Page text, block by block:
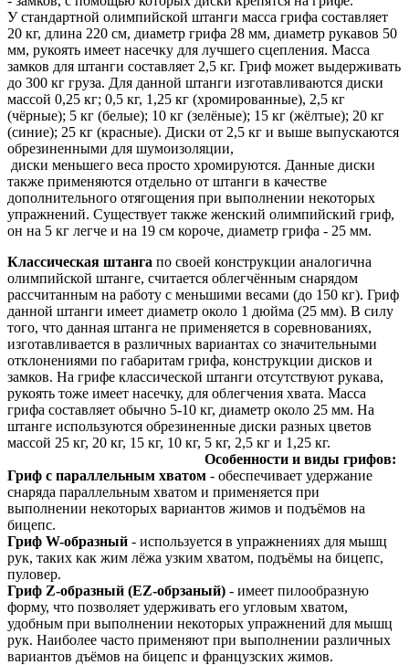
У стандартной олимпийской штанги масса грифа составляет
20 кг, длина 220 см, диаметр грифа 28 мм, диаметр рукавов 50
мм, рукоять имеет насечку для лучшего сцепления. Масса
замков для штанги составляет 2,5 кг. Гриф может выдерживать
до 300 кг груза. Для данной штанги изготавливаются диски
массой 0,25 кг; 0,5 кг, 1,25 кг (хромированные), 2,5 кг
(чёрные); 5 кг (белые); 10 кг (зелёные); 15 кг (жёлтые); 20 кг
(синие); 25 кг (красные). Диски от 2,5 кг и выше выпускаются
обрезиненными для шумоизоляции,
диски меньшего веса просто хромируются. Данные диски
также применяются отдельно от штанги в качестве
дополнительного отягощения при выполнении некоторых
упражнений. Существует также женский олимпийский гриф,
он на 5 кг легче и на 19 см короче, диаметр грифа - 25 мм.
Классическая штанга по своей конструкции аналогична
олимпийской штанге, считается облегчённым снарядом
рассчитанным на работу с меньшими весами (до 150 кг). Гриф
данной штанги имеет диаметр около 1 дюйма (25 мм). В силу
того, что данная штанга не применяется в соревнованиях,
изготавливается в различных вариантах со значительными
отклонениями по габаритам грифа, конструкции дисков и
замков. На грифе классической штанги отсутствуют рукава,
рукоять тоже имеет насечку, для облегчения хвата. Масса
грифа составляет обычно 5-10 кг, диаметр около 25 мм. На
штанге используются обрезиненные диски разных цветов
массой 25 кг, 20 кг, 15 кг, 10 кг, 5 кг, 2,5 кг и 1,25 кг.
Особенности и виды грифов:
Гриф с параллельным хватом - обеспечивает удержание
снаряда параллельным хватом и применяется при
выполнении некоторых вариантов жимов и подъёмов на
бицепс.
Гриф W-образный - используется в упражнениях для мышц
рук, таких как жим лёжа узким хватом, подъёмы на бицепс,
пуловер.
Гриф Z-образный (EZ-обрзаный) - имеет пилообразную
форму, что позволяет удерживать его угловым хватом,
удобным при выполнении некоторых упражнений для мышц
рук. Наиболее часто применяют при выполнении различных
вариантов дъёмов на бицепс и французских жимов.